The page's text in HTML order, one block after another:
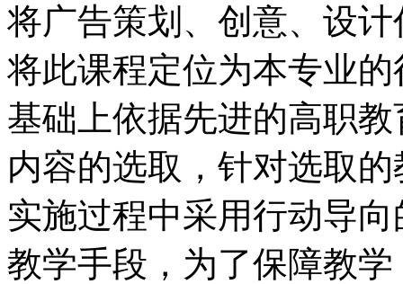
将广告策划、创意、设
将此课程定位为本专业
基础上依据先进的高职
内容的选取，针对选取
实施过程中采用行动导
教学手段，为了保障教